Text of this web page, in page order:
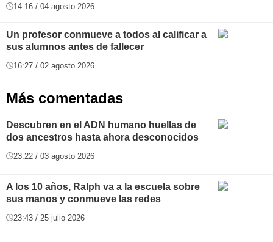
14:16 / 04 agosto 2026
Un profesor conmueve a todos al calificar a
sus alumnos antes de fallecer
16:27 / 02 agosto 2026
Más comentadas
Descubren en el ADN humano huellas de
dos ancestros hasta ahora desconocidos
23:22 / 03 agosto 2026
A los 10 años, Ralph va a la escuela sobre
sus manos y conmueve las redes
23:43 / 25 julio 2026